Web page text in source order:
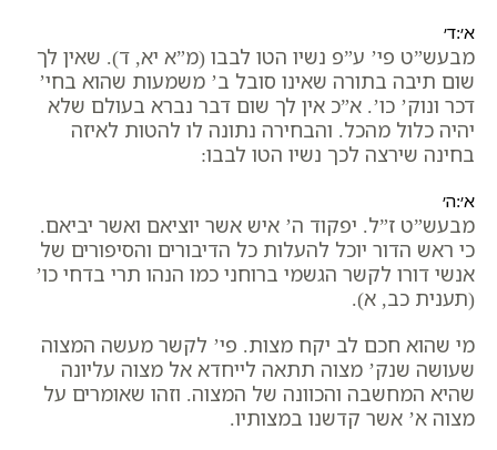
א׳:ד׳
מבעש”ט פי’ ע”פ נשיו הטו לבבו (מ”א יא, ד). שאין לך
שום תיבה בתורה שאינו סובל ב’ משמעות שהוא בחי’
דכר ונוק’ כו’. א”כ אין לך שום דבר נברא בעולם שלא
יהיה כלול מהכל. והבחירה נתונה לו להטות לאיזה
בחינה שירצה לכך נשיו הטו לבבו:
א׳:ה׳
מבעש”ט ז”ל. יפקוד ה’ איש אשר יוציאם ואשר יביאם.
כי ראש הדור יוכל להעלות כל הדיבורים והסיפורים של
אנשי דורו לקשר הגשמי ברוחני כמו הנהו תרי בדחי כו’
(תענית כב, א).
מי שהוא חכם לב יקח מצות. פי’ לקשר מעשה המצוה
שעושה שנק’ מצוה תתאה לייחדא אל מצוה עליונה
שהיא המחשבה והכוונה של המצוה. וזהו שאומרים על
מצוה א’ אשר קדשנו במצותיו.